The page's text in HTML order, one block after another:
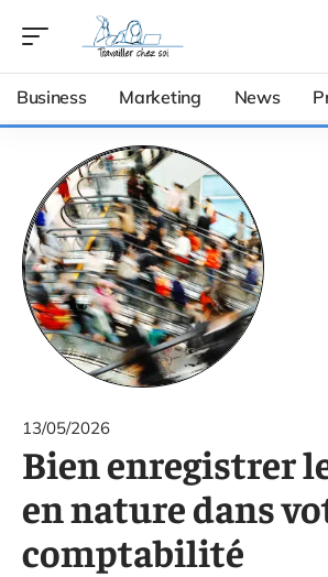
Business Marketing News
13/05/2026
Bien enregistrer
en nature dans
comptabilité